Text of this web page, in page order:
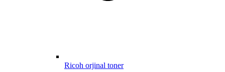
Ricoh orjinal toner